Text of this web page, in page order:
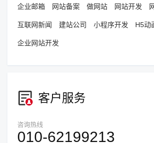
企业邮箱 网站备案 做网站 网站开发
互联网新闻 建站公司 小程序开发 H5动
企业网站开发
客户服务
咨询热线
010-62199213